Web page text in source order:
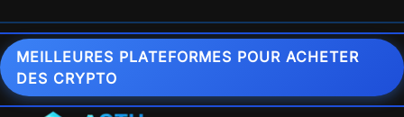
MEILLEURES PLATEFORMES POUR ACHETER
DES CRYPTO